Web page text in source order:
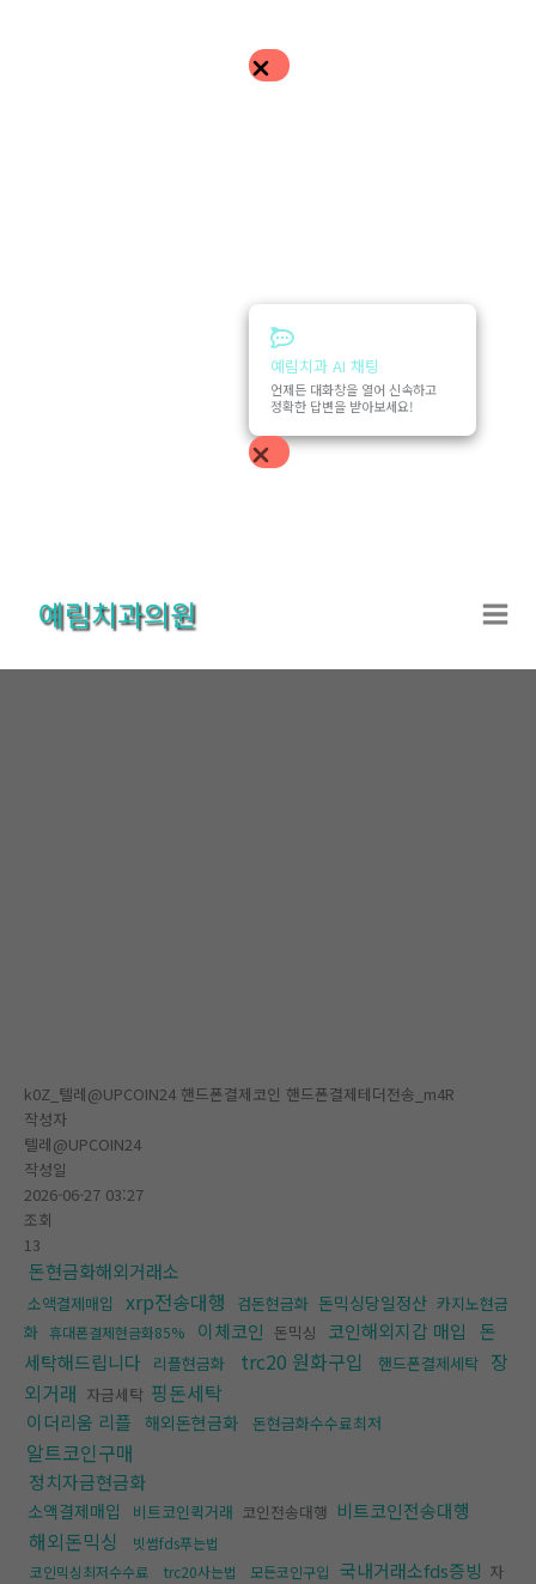
예림치과 AI 채팅
언제든 대화창을 열어 신속하고
정확한 답변을 받아보세요!
건
예림치과의원
k0Z_텔레@UPCOIN24 핸드폰결제코인 핸드폰결제테더전송_m4R
작성자
텔레@UPCOIN24
작성일
2026-06-27 03:27
조회
13
돈현금화해외거래소
소액결제매입 xrp전송대행 검돈현금화 돈믹싱당일정산 카지노현금
화 휴대폰결제현금화85% 이체코인 돈믹싱 코인해외지갑 매입
돈
세탁해드립니다
리플현금화 trc20 원화구입 핸드폰결제세탁 장
외거래 자금세탁 핑돈세탁
이더리움 리플 해외돈현금화 돈현금화수수료최저
알트코인구매
정치자금현금화
소액결제매입 비트코인퀵거래 코인전송대행 비트코인전송대행
해외돈믹싱
빗썸fds푸는법
코인믹싱최저수수료
trc20사는법 모든코인구입 국내거래소fds증빙 자